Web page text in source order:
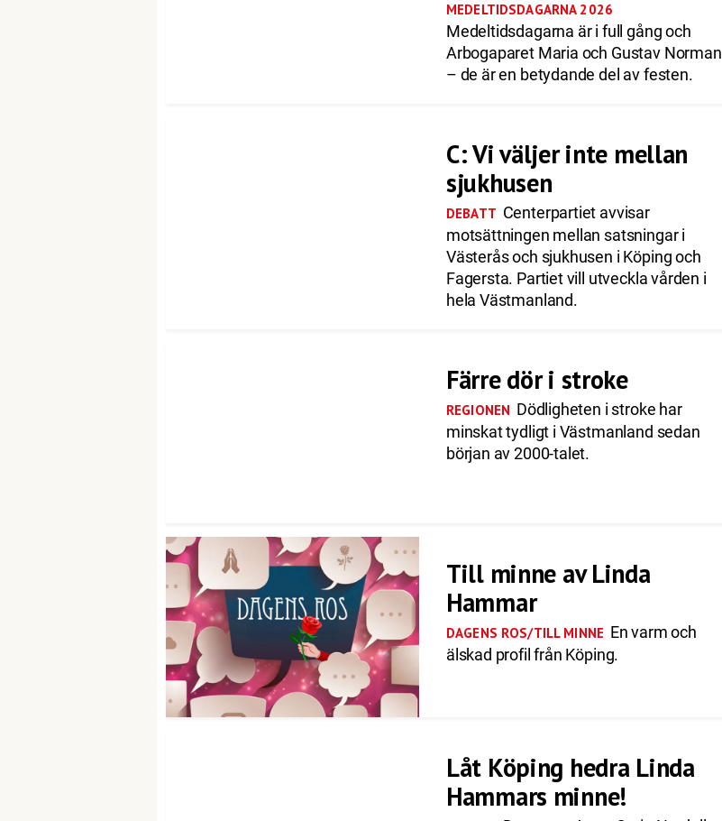
MEDELTIDSDAGARNA 2026
Medeltidsdagarna är i full gång och
Arbogaparet Maria och Gustav Norman
– de är en betydande del av festen.
C: Vi väljer inte mellan
sjukhusen
DEBATT Centerpartiet avvisar
motsättningen mellan satsningar i
Västerås och sjukhusen i Köping och
Fagersta. Partiet vill utveckla vården i
hela Västmanland.
Färre dör i stroke
REGIONEN Dödligheten i stroke har
minskat tydligt i Västmanland sedan
början av 2000-talet.
Till minne av Linda
Hammar
DAGENS ROS/TILL MINNE En varm och
älskad profil från Köping.
Låt Köping hedra Linda
Hammars minne!